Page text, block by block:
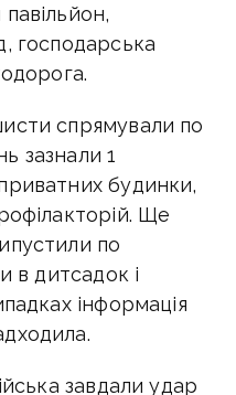
господарська
спрямували по
зазнали 1
будинки,
Ще
по
в дитсадок і
інформація
завдали удар